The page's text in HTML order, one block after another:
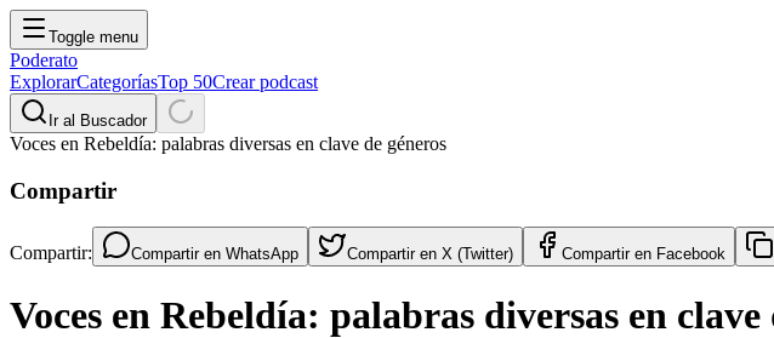
Toggle menu
Poderato
ExplorarCategoríasTop 50Crear podcast
Ir al Buscador
Voces en Rebeldía: palabras diversas en clave de géneros
Compartir
Compartir: Compartir en WhatsApp Compartir en X (Twitter) Compartir en Facebook
Voces en Rebeldía: palabras diversas en clave